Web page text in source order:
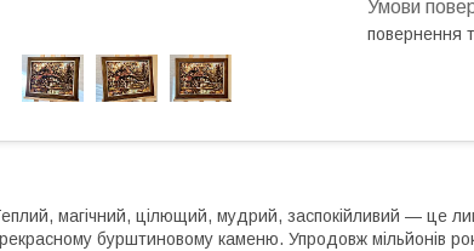
повернення
магічний, цілющий, мудрий, заспокійливий — це
бурштиновому каменю. Упродовж мільйонів